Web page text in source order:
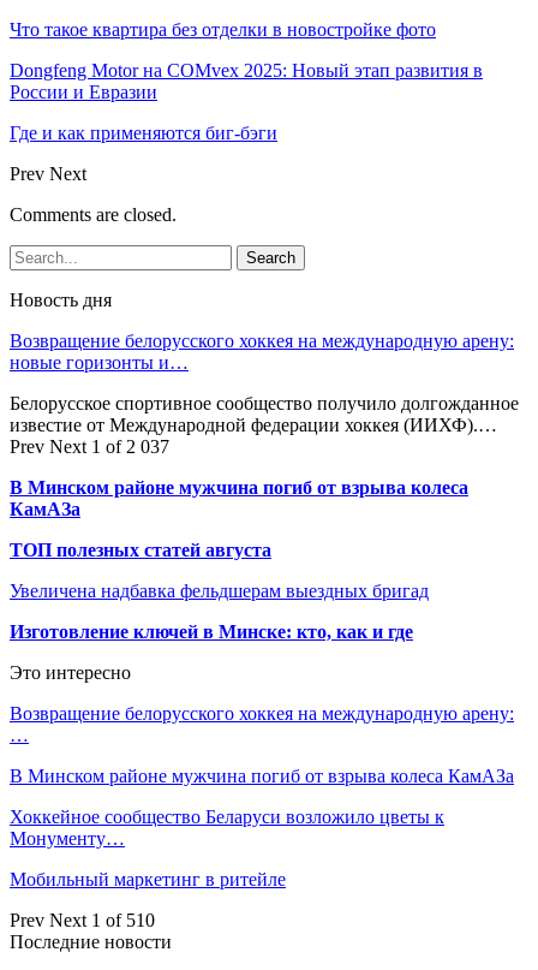
Что такое квартира без отделки в новостройке фото
Dongfeng Motor на COMvex 2025: Новый этап развития в
России и Евразии
Где и как применяются биг-бэги
Prev Next
Comments are closed.
Новость дня
Возвращение белорусского хоккея на международную арену:
новые горизонты и…
Белорусское спортивное сообщество получило долгожданное
известие от Международной федерации хоккея (ИИХФ).…
Prev Next 1 of 2 037
В Минском районе мужчина погиб от взрыва колеса
КамАЗа
ТОП полезных статей августа
Увеличена надбавка фельдшерам выездных бригад
Изготовление ключей в Минске: кто, как и где
Это интересно
Возвращение белорусского хоккея на международную арену:
…
В Минском районе мужчина погиб от взрыва колеса КамАЗа
Хоккейное сообщество Беларуси возложило цветы к
Монументу…
Мобильный маркетинг в ритейле
Prev Next 1 of 510
Последние новости